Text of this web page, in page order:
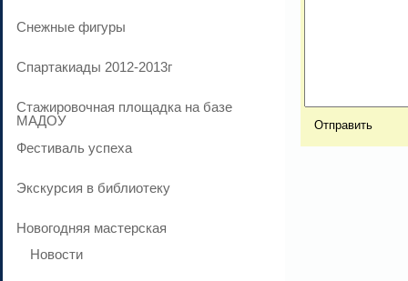
Cнежные фигуры
Спартакиады 2012-2013г
Стажировочная площадка на базе
МАДОУ
Фестиваль успеха
Экскурсия в библиотеку
Новогодняя мастерская
Новости